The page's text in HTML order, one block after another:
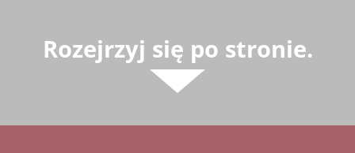
Rozejrzyj się po stronie.